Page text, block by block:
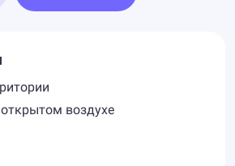
воздухе